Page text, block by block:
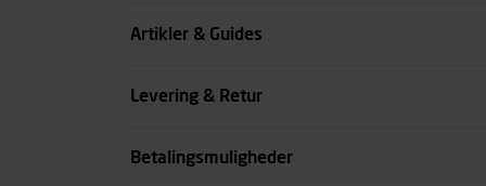
Artikler & Guides
Levering & Retur
Betalingsmuligheder